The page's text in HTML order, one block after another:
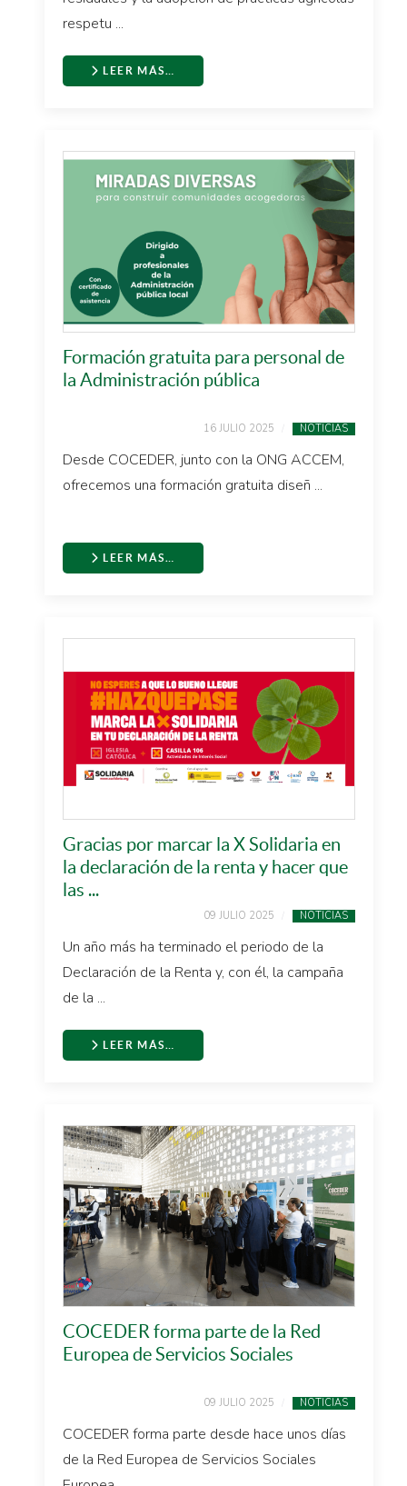
respetu ...
LEER MÁS…
Formación gratuita para personal de
la Administración pública
16 JULIO 2025 NOTICIAS
Desde COCEDER, junto con la ONG ACCEM,
ofrecemos una formación gratuita diseñ ...
LEER MÁS…
Gracias por marcar la X Solidaria en
la declaración de la renta y hacer que
las ...
09 JULIO 2025 NOTICIAS
Un año más ha terminado el periodo de la
Declaración de la Renta y, con él, la campaña
de la ...
LEER MÁS…
COCEDER forma parte de la Red
Europea de Servicios Sociales
09 JULIO 2025 NOTICIAS
COCEDER forma parte desde hace unos días
de la Red Europea de Servicios Sociales